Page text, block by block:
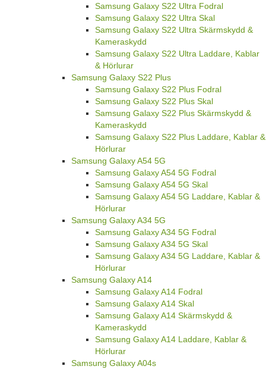
Samsung Galaxy S22 Ultra Fodral
Samsung Galaxy S22 Ultra Skal
Samsung Galaxy S22 Ultra Skärmskydd &
Kameraskydd
Samsung Galaxy S22 Ultra Laddare, Kablar
& Hörlurar
Samsung Galaxy S22 Plus
Samsung Galaxy S22 Plus Fodral
Samsung Galaxy S22 Plus Skal
Samsung Galaxy S22 Plus Skärmskydd &
Kameraskydd
Samsung Galaxy S22 Plus Laddare, Kablar &
Hörlurar
Samsung Galaxy A54 5G
Samsung Galaxy A54 5G Fodral
Samsung Galaxy A54 5G Skal
Samsung Galaxy A54 5G Laddare, Kablar &
Hörlurar
Samsung Galaxy A34 5G
Samsung Galaxy A34 5G Fodral
Samsung Galaxy A34 5G Skal
Samsung Galaxy A34 5G Laddare, Kablar &
Hörlurar
Samsung Galaxy A14
Samsung Galaxy A14 Fodral
Samsung Galaxy A14 Skal
Samsung Galaxy A14 Skärmskydd &
Kameraskydd
Samsung Galaxy A14 Laddare, Kablar &
Hörlurar
Samsung Galaxy A04s